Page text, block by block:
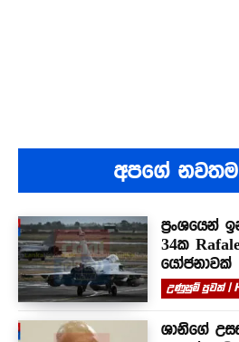
අපගේ
ප්‍රංශයෙන්
34ක
යෝජනාවක්
උණුසුම් පුවත් |
ශානිගේ